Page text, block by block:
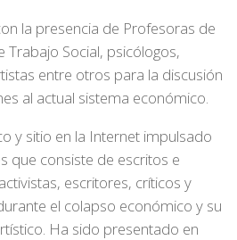
la presencia de Profesoras de
Trabajo Social, psicólogos,
entre otros para la discusión
al actual sistema económico.
y sitio en la Internet impulsado
que consiste de escritos e
escritores, críticos y
el colapso económico y su
Ha sido presentado en